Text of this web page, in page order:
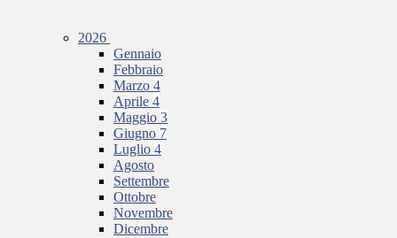
2026
Gennaio
Febbraio
Marzo 4
Aprile 4
Maggio 3
Giugno 7
Luglio 4
Agosto
Settembre
Ottobre
Novembre
Dicembre